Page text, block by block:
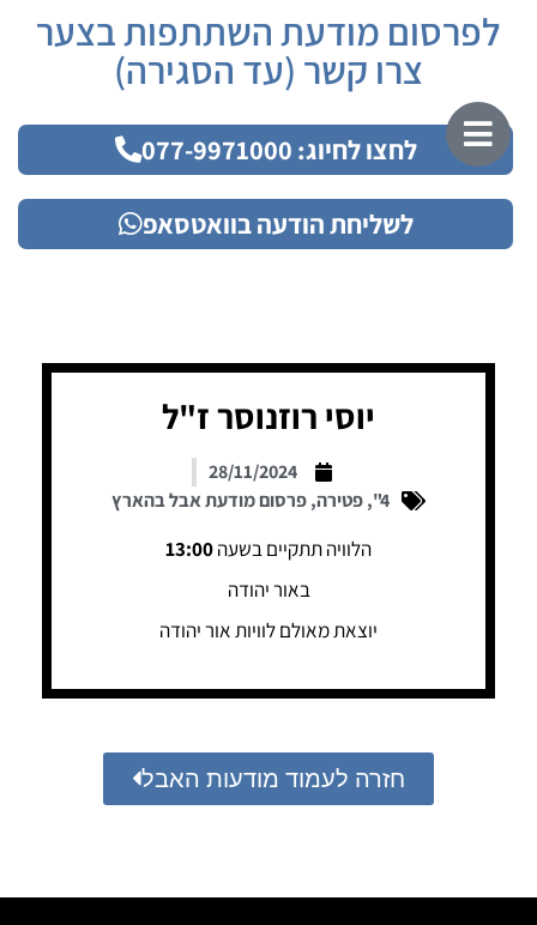
לפרסום מודעת השתתפות בצער
צרו קשר (עד הסגירה)
לחצו לחיוג: 077-9971000
לשליחת הודעה בוואטסאפ
יוסי רוזנוסר ז"ל
28/11/2024
4"
,פטירה,פרסום מודעת אבל בהארץ
הלוויה תתקיים בשעה13:00
באור יהודה
יוצאת מאולם לוויות אור יהודה
חזרה לעמוד מודעות האבל